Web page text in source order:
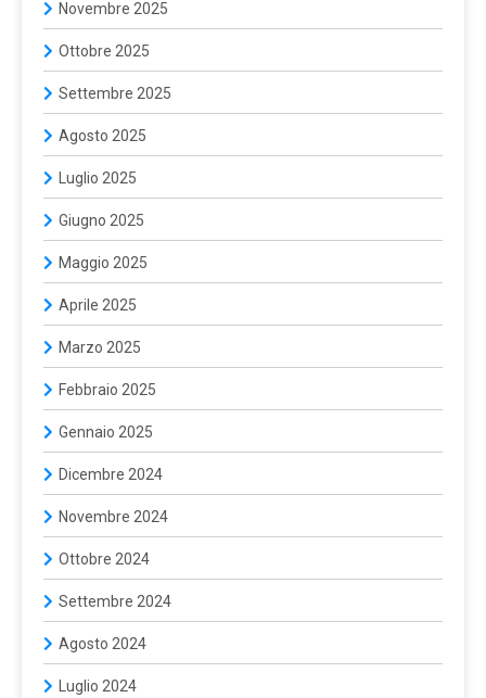
Novembre 2025
Ottobre 2025
Settembre 2025
Agosto 2025
Luglio 2025
Giugno 2025
Maggio 2025
Aprile 2025
Marzo 2025
Febbraio 2025
Gennaio 2025
Dicembre 2024
Novembre 2024
Ottobre 2024
Settembre 2024
Agosto 2024
Luglio 2024